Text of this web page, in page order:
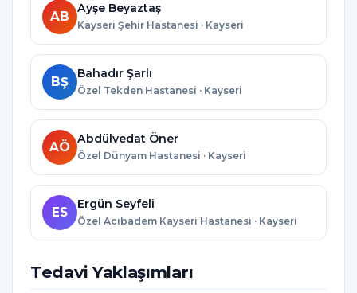
AB
Ayşe Beyaztaş
Kayseri Şehir Hastanesi · Kayseri
BŞ
Bahadır Şarlı
Özel Tekden Hastanesi · Kayseri
AÖ
Abdülvedat Öner
Özel Dünyam Hastanesi · Kayseri
ES
Ergün Seyfeli
Özel Acıbadem Kayseri Hastanesi · Kayseri
Tedavi Yaklaşımları